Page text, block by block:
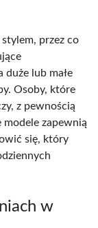
przez co
duże lub małe
Osoby, które
z pewnością
modele zapewnią
się, który
w